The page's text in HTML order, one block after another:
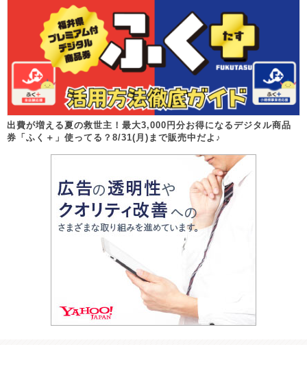
出費が増える夏の救世主！最大3,000円分お得になるデジタル商品
券「ふく＋」使ってる？8/31(月)まで販売中だよ♪